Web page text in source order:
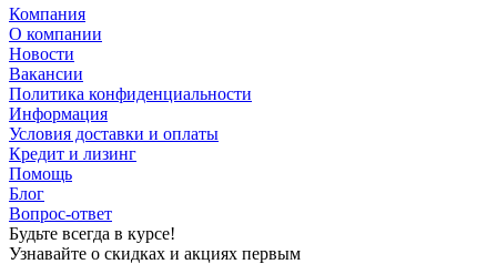
Компания
О компании
Новости
Вакансии
Политика конфиденциальности
Информация
Условия доставки и оплаты
Кредит и лизинг
Помощь
Блог
Вопрос-ответ
Будьте всегда в курсе!
Узнавайте о скидках и акциях первым